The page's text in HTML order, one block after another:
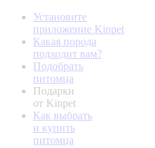
Установите
приложение Kinpet
Какая порода
подходит вам?
Подобрать
питомца
Подарки
от Kinpet
Как выбрать
и купить
питомца